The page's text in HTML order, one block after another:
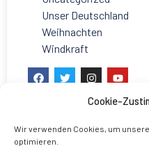
Cookie-
Wir verwenden Cookies, um
optimieren.
Unser Deutschland
Weihnachten
Windkraft